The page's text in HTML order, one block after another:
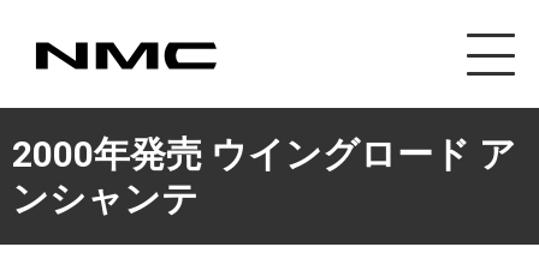
カスタマイズ事
2000年発売 ウイングロード ア
ンシャンテ